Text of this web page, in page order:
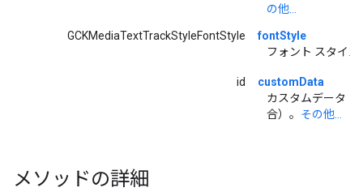
の他...
GCKMediaTextTrackStyleFontStyle
fontStyle
フォント スタイル
id
customData
カスタムデータ（
合）。 その他...
メソッドの詳細